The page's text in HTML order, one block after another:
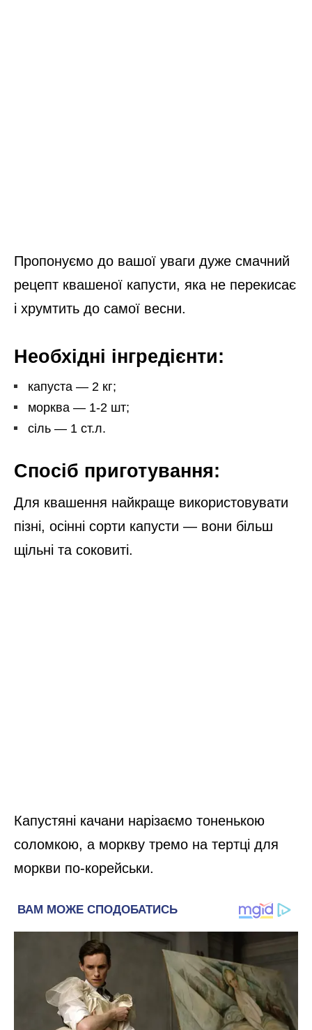
Пропонуємо до вашої уваги дуже смачний
рецепт квашеної капусти, яка не перекисає
і хрумтить до самої весни.
Необхідні інгредієнти:
капуста — 2 кг;
морква — 1-2 шт;
сіль — 1 ст.л.
Спосіб приготування:
Для квашення найкраще використовувати
пізні, осінні сорти капусти — вони більш
щільні та соковиті.
Капустяні качани нарізаємо тоненькою
соломкою, а моркву тремо на тертці для
моркви по-корейськи.